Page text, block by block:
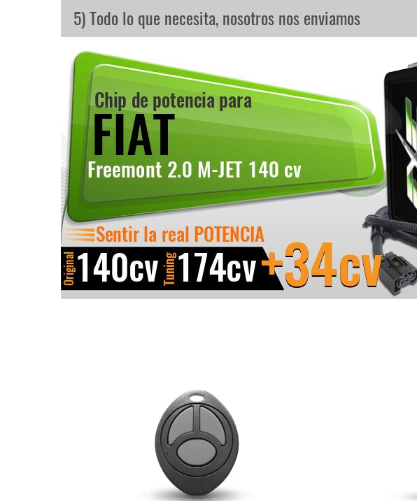
5) Todo lo que necesita, nosotros nos enviamos